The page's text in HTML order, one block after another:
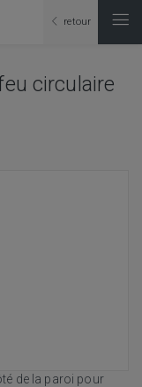
retour
circulaire
de la paroi pour